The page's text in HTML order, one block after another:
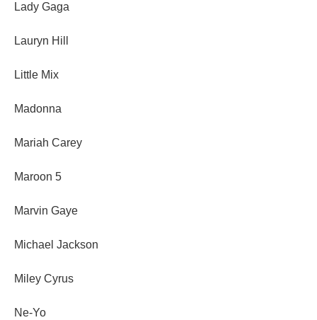
Lady Gaga
Lauryn Hill
Little Mix
Madonna
Mariah Carey
Maroon 5
Marvin Gaye
Michael Jackson
Miley Cyrus
Ne-Yo